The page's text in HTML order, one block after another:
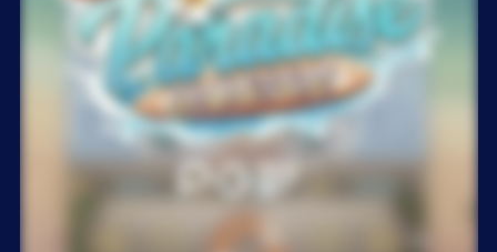
Jogue Bikini Paradise de graça!